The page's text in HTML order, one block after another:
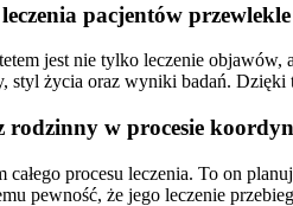
pacjentów
jest nie tylko leczenie objawów,
styl życia oraz wyniki badań. Dzięki
w procesie
całego procesu leczenia. To on
pewność, że jego leczenie